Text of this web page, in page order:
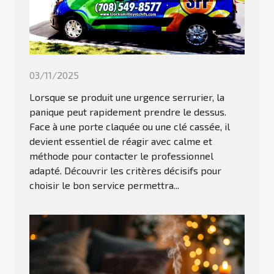
03/11/2025
Lorsque se produit une urgence serrurier, la
panique peut rapidement prendre le dessus.
Face à une porte claquée ou une clé cassée, il
devient essentiel de réagir avec calme et
méthode pour contacter le professionnel
adapté. Découvrir les critères décisifs pour
choisir le bon service permettra...